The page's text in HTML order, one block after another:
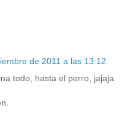
de 2011 a las 13:12
todo, hasta el perro, jajaja